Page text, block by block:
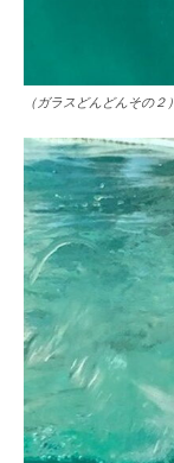
（ガラスどんどんその２）